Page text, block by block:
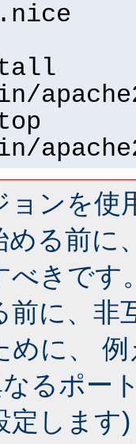
ョンを使
める前に
べきです
前に、非
めに、
なるポー
定します